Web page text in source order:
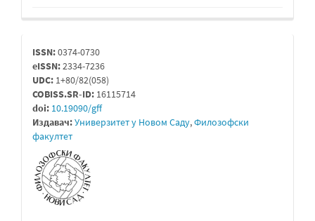
issn
ISSN:0374-0730
eISSN:2334-7236
UDC: 1+80/82(058)
COBISS.SR-ID: 16115714
doi: 10.19090/gff
Издавач:Универзитет у Новом Саду,Филозофски
факултет